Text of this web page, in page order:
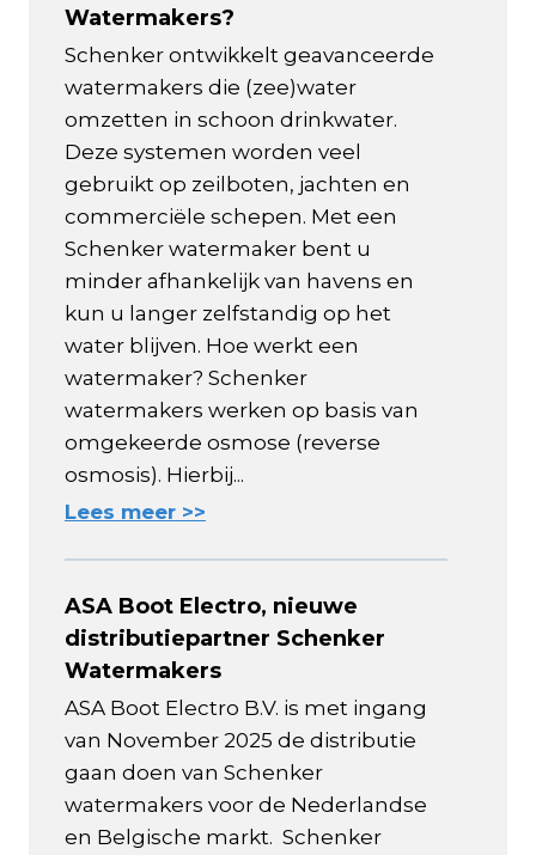
Watermakers?
Schenker ontwikkelt geavanceerde
watermakers die (zee)water
omzetten in schoon drinkwater.
Deze systemen worden veel
gebruikt op zeilboten, jachten en
commerciële schepen. Met een
Schenker watermaker bent u
minder afhankelijk van havens en
kun u langer zelfstandig op het
water blijven. Hoe werkt een
watermaker? Schenker
watermakers werken op basis van
omgekeerde osmose (reverse
osmosis). Hierbij...
Lees meer >>
ASA Boot Electro, nieuwe
distributiepartner Schenker
Watermakers
ASA Boot Electro B.V. is met ingang
van November 2025 de distributie
gaan doen van Schenker
watermakers voor de Nederlandse
en Belgische markt. Schenker